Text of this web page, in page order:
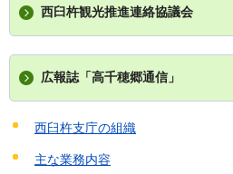
西臼杵観光推進連絡協議会
広報誌「高千穂郷通信」
西臼杵支庁の組織
主な業務内容